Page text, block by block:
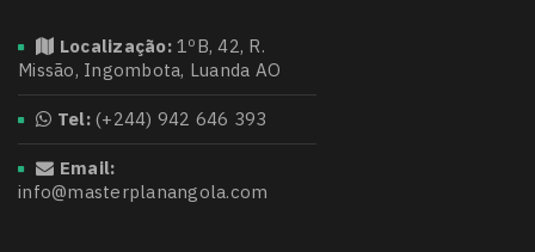
Localização: 1ºB, 42, R.
Missão, Ingombota, Luanda AO
Tel:(+244) 942 646 393
Email:
info@masterplanangola.com